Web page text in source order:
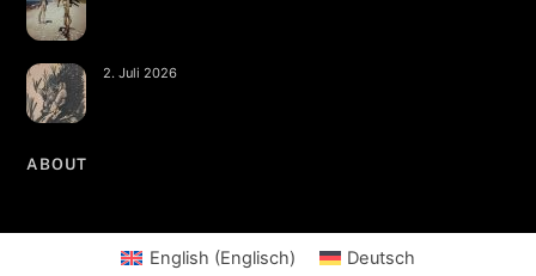
2. Juli 2026
ABOUT
English (Englisch) Deutsch